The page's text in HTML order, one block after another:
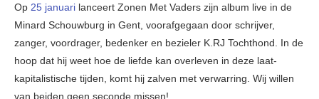
Op 25 januari lanceert Zonen Met Vaders zijn album live in de
Minard Schouwburg in Gent, voorafgegaan door schrijver,
zanger, voordrager, bedenker en bezieler K.RJ Tochthond. In de
hoop dat hij weet hoe de liefde kan overleven in deze laat-
kapitalistische tijden, komt hij zalven met verwarring. Wij willen
van beiden geen seconde missen!